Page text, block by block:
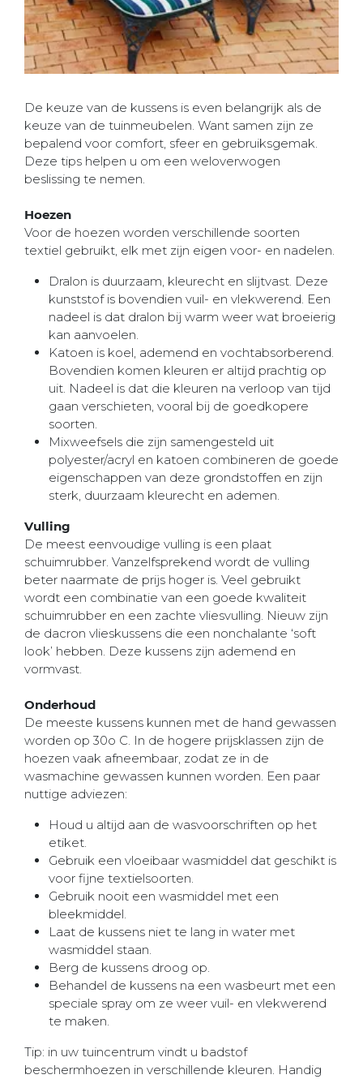
De keuze van de kussens is even belangrijk als de
keuze van de tuinmeubelen. Want samen zijn ze
bepalend voor comfort, sfeer en gebruiksgemak.
Deze tips helpen u om een weloverwogen
beslissing te nemen.
Hoezen
Voor de hoezen worden verschillende soorten
textiel gebruikt, elk met zijn eigen voor- en nadelen.
Dralon is duurzaam, kleurecht en slijtvast. Deze
kunststof is bovendien vuil- en vlekwerend. Een
nadeel is dat dralon bij warm weer wat broeierig
kan aanvoelen.
Katoen is koel, ademend en vochtabsorberend.
Bovendien komen kleuren er altijd prachtig op
uit. Nadeel is dat die kleuren na verloop van tijd
gaan verschieten, vooral bij de goedkopere
soorten.
Mixweefsels die zijn samengesteld uit
polyester/acryl en katoen combineren de goede
eigenschappen van deze grondstoffen en zijn
sterk, duurzaam kleurecht en ademen.
Vulling
De meest eenvoudige vulling is een plaat
schuimrubber. Vanzelfsprekend wordt de vulling
beter naarmate de prijs hoger is. Veel gebruikt
wordt een combinatie van een goede kwaliteit
schuimrubber en een zachte vliesvulling. Nieuw zijn
de dacron vlieskussens die een nonchalante ‘soft
look’ hebben. Deze kussens zijn ademend en
vormvast.
Onderhoud
De meeste kussens kunnen met de hand gewassen
worden op 30o C. In de hogere prijsklassen zijn de
hoezen vaak afneembaar, zodat ze in de
wasmachine gewassen kunnen worden. Een paar
nuttige adviezen:
Houd u altijd aan de wasvoorschriften op het
etiket.
Gebruik een vloeibaar wasmiddel dat geschikt is
voor fijne textielsoorten.
Gebruik nooit een wasmiddel met een
bleekmiddel.
Laat de kussens niet te lang in water met
wasmiddel staan.
Berg de kussens droog op.
Behandel de kussens na een wasbeurt met een
speciale spray om ze weer vuil- en vlekwerend
te maken.
Tip: in uw tuincentrum vindt u badstof
beschermhoezen in verschillende kleuren. Handig